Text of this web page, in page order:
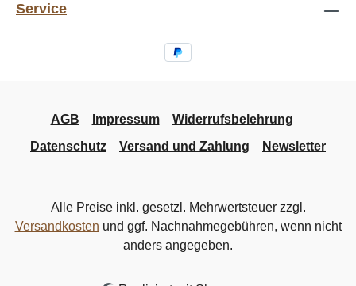
Service
AGB Impressum
Widerrufsbelehrung
Datenschutz
Versand und Zahlung Newsletter
Alle Preise inkl. gesetzl. Mehrwertsteuer zzgl.
Versandkosten und ggf. Nachnahmegebühren, wenn nicht
anders angegeben.